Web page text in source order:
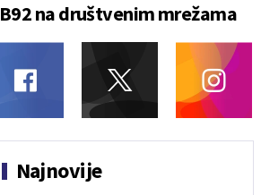
B92 na društvenim mrežama
Najnovije